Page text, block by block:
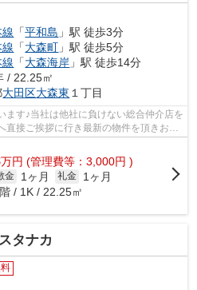
「平和島 」駅 徒歩3分
「大森町 」駅 徒歩5分
「大森海岸 」駅 徒歩14分
/ 22.25㎡
大田区大森東 １丁目
ます♪当社は他社に負けない総合仲介店を
直接ご挨拶に行き最新の物件を頂きお客
万円 (管理費等：3,000円 )
金 1ヶ月 礼金
1ヶ月
/ 1K / 22.25㎡
タナカ